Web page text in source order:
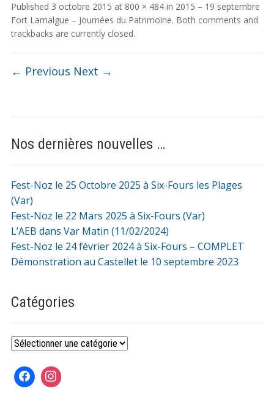
Published 3 octobre 2015 at 800 × 484in 2015 – 19 septembre
Fort Lamalgue – Journées du Patrimoine. Both comments and
trackbacks are currently closed.
← Previous Next →
Nos dernières nouvelles …
Fest-Noz le 25 Octobre 2025 à Six-Fours les Plages
(Var)
Fest-Noz le 22 Mars 2025 à Six-Fours (Var)
L’AEB dans Var Matin (11/02/2024)
Fest-Noz le 24 février 2024 à Six-Fours – COMPLET
Démonstration au Castellet le 10 septembre 2023
Catégories
Catégories